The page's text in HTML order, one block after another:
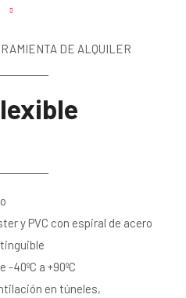
DE ALQUILER
y PVC con espiral de acero
40ºC a +90ºC
en túneles,